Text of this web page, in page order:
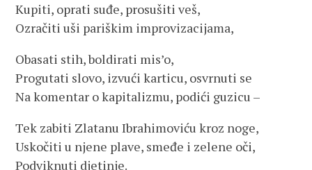
Kupiti, oprati suđe, prosušiti veš,
Ozračiti uši pariškim improvizacijama,
Obasati stih, boldirati mis’o,
Progutati slovo, izvući karticu, osvrnuti se
Na komentar o kapitalizmu, podići guzicu –
Tek zabiti Zlatanu Ibrahimoviću kroz noge,
Uskočiti u njene plave, smeđe i zelene oči,
Podviknuti djetinje.